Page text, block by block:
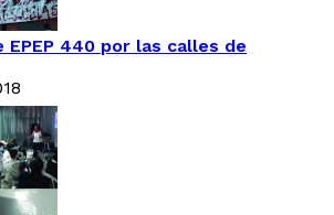
EPEP 440 por las calles de